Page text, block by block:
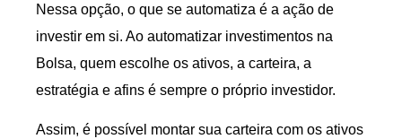
Nessa opção, o que se automatiza é a ação de
investir em si. Ao automatizar investimentos na
Bolsa, quem escolhe os ativos, a carteira, a
estratégia e afins é sempre o próprio investidor.
Assim, é possível montar sua carteira com os ativos